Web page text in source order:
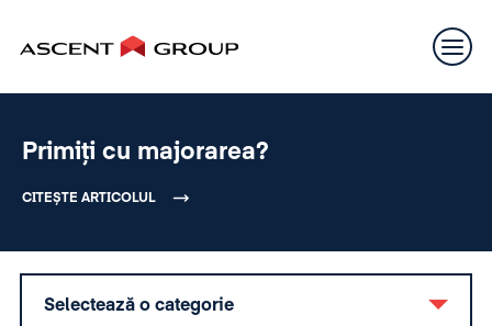
Primiți cu majorarea?
CITEȘTE ARTICOLUL
Selectează o categorie